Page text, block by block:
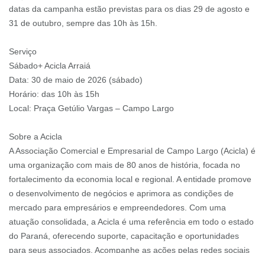
datas da campanha estão previstas para os dias 29 de agosto e
31 de outubro, sempre das 10h às 15h.
Serviço
Sábado+ Acicla Arraiá
Data: 30 de maio de 2026 (sábado)
Horário: das 10h às 15h
Local: Praça Getúlio Vargas – Campo Largo
Sobre a Acicla
A Associação Comercial e Empresarial de Campo Largo (Acicla) é
uma organização com mais de 80 anos de história, focada no
fortalecimento da economia local e regional. A entidade promove
o desenvolvimento de negócios e aprimora as condições de
mercado para empresários e empreendedores. Com uma
atuação consolidada, a Acicla é uma referência em todo o estado
do Paraná, oferecendo suporte, capacitação e oportunidades
para seus associados. Acompanhe as ações pelas redes sociais